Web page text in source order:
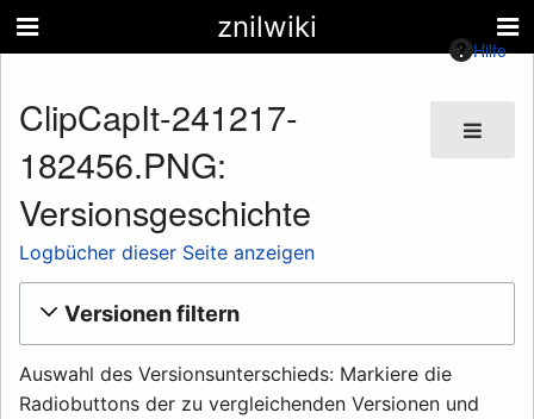
znilwiki
Hilfe
ClipCapIt-241217-
182456.PNG:
Versionsgeschichte
Logbücher dieser Seite anzeigen
Versionen filtern
Auswahl des Versionsunterschieds: Markiere die
Radiobuttons der zu vergleichenden Versionen und